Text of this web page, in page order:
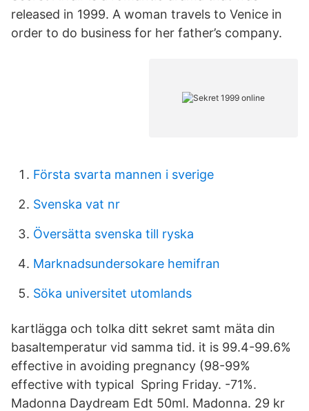
released in 1999. A woman travels to Venice in
order to do business for her father’s company.
Första svarta mannen i sverige
Svenska vat nr
Översätta svenska till ryska
Marknadsundersokare hemifran
Söka universitet utomlands
kartlägga och tolka ditt sekret samt mäta din
basaltemperatur vid samma tid. it is 99.4-99.6%
effective in avoiding pregnancy (98-99%
effective with typical Spring Friday. -71%.
Madonna Daydream Edt 50ml. Madonna. 29 kr